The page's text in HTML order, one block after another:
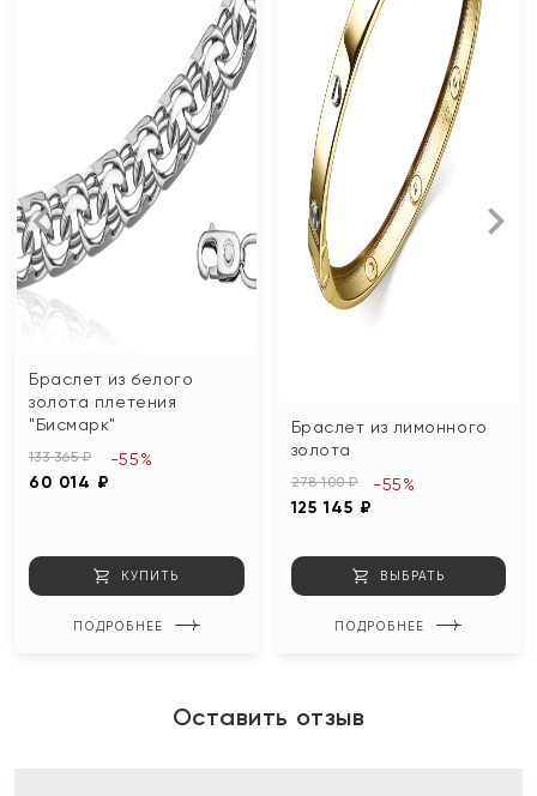
Браслет из белого
золота плетения
"Бисмарк"
133 365 ₽
60 014 ₽
-55%
КУПИТЬ
ПОДРОБНЕЕ
Браслет из лимонного
золота
278 100 ₽
125 145 ₽
-55%
ВЫБРАТЬ
ПОДРОБНЕЕ
Оставить отзыв